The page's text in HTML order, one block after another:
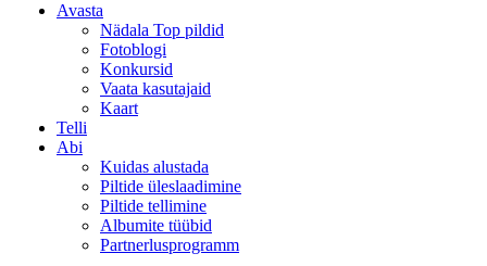
Avasta
Nädala Top pildid
Fotoblogi
Konkursid
Vaata kasutajaid
Kaart
Telli
Abi
Kuidas alustada
Piltide üleslaadimine
Piltide tellimine
Albumite tüübid
Partnerlusprogramm